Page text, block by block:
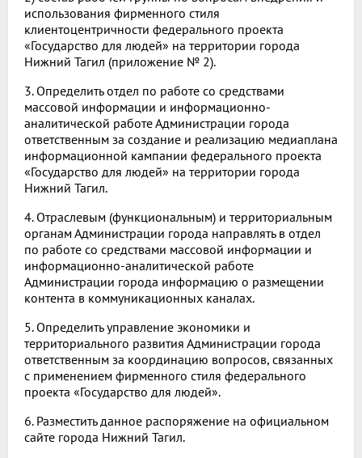
использования фирменного стиля
клиентоцентричности федерального проекта
«Государство для людей» на территории города
Нижний Тагил (приложение № 2).
3. Определить отдел по работе со средствами
массовой информации и информационно-
аналитической работе Администрации города
ответственным за создание и реализацию медиаплана
информационной кампании федерального проекта
«Государство для людей» на территории города
Нижний Тагил.
4. Отраслевым (функциональным) и территориальным
органам Администрации города направлять в отдел
по работе со средствами массовой информации и
информационно-аналитической работе
Администрации города информацию о размещении
контента в коммуникационных каналах.
5. Определить управление экономики и
территориального развития Администрации города
ответственным за координацию вопросов, связанных
с применением фирменного стиля федерального
проекта «Государство для людей».
6. Разместить данное распоряжение на официальном
сайте города Нижний Тагил.